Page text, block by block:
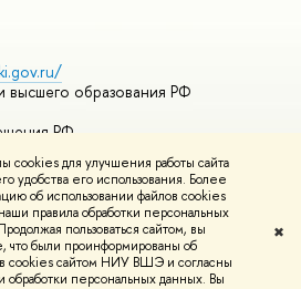
cookies для улучшения работы сайта
его использования. Более
об использовании файлов cookies
правила обработки персональных
пользоваться сайтом, вы
что были проинформированы об
cookies сайтом НИУ ВШЭ и согласны
персональных данных. Вы
✖
высшего образования РФ
РФ
mooc
курсы
и контактыУсловия
Политика конфиденциальности